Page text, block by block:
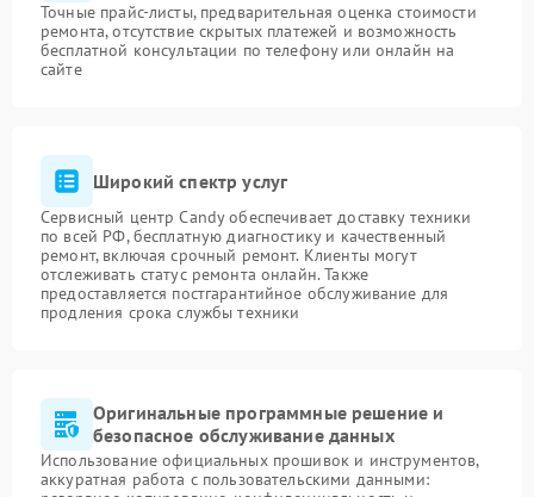
Точные прайс-листы, предварительная оценка стоимости
ремонта, отсутствие скрытых платежей и возможность
бесплатной консультации по телефону или онлайн на
сайте
Широкий спектр услуг
Сервисный центр Candy обеспечивает доставку техники
по всей РФ, бесплатную диагностику и качественный
ремонт, включая срочный ремонт. Клиенты могут
отслеживать статус ремонта онлайн. Также
предоставляется постгарантийное обслуживание для
продления срока службы техники
Оригинальные программные решение и
безопасное обслуживание данных
Использование официальных прошивок и инструментов,
аккуратная работа с пользовательскими данными: